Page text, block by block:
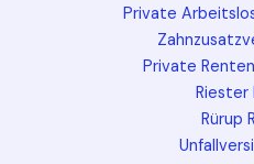
Private
Private
Riester
Rürup